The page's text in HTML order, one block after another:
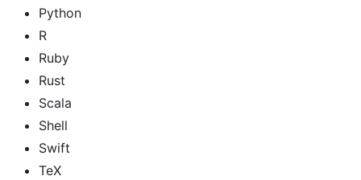
Python
R
Ruby
Rust
Scala
Shell
Swift
TeX